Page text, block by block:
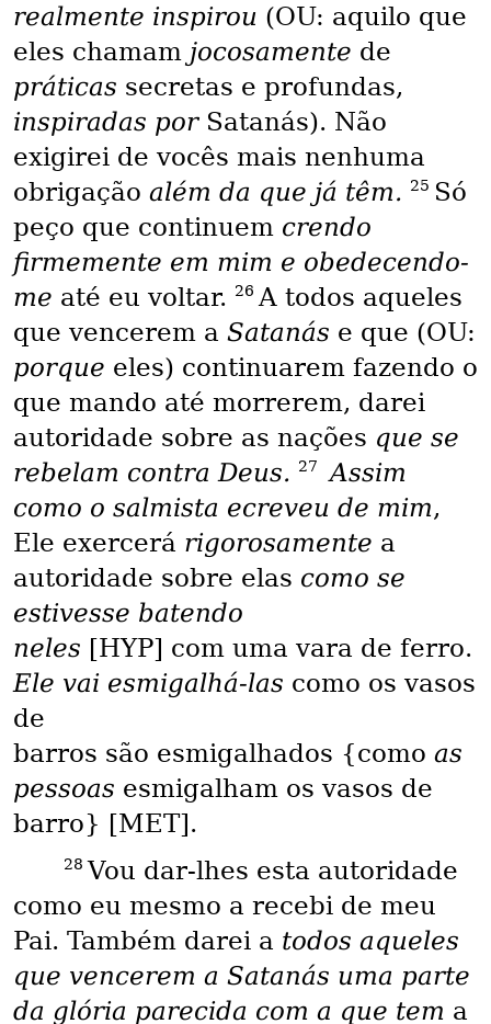
realmente inspirou (OU: aquilo que
eles chamam jocosamente de
práticas secretas e profundas,
inspiradas por Satanás). Não
exigirei de vocês mais nenhuma
obrigação além da que já têm. 25 Só
peço que continuem crendo
firmemente em mim e obedecendo-
me até eu voltar. 26 A todos aqueles
que vencerem a Satanás e que (OU:
porque eles) continuarem fazendo o
que mando até morrerem, darei
autoridade sobre as nações que se
rebelam contra Deus. 27
Assim
como o salmista ecreveu de mim,
Ele exercerá rigorosamente a
autoridade sobre elas como se
estivesse batendo
neles [HYP] com uma vara de ferro.
Ele vai esmigalhá-las como os vasos
de
barros são esmigalhados {como as
pessoas esmigalham os vasos de
barro} [MET].
28Vou dar-lhes esta autoridade
como eu mesmo a recebi de meu
Pai. Também darei a todos aqueles
que vencerem a Satanás uma parte
da glória parecida com a que tem a